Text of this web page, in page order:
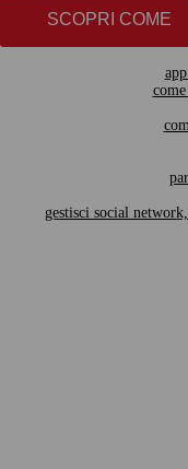
SCOPRI COME
gestisci social